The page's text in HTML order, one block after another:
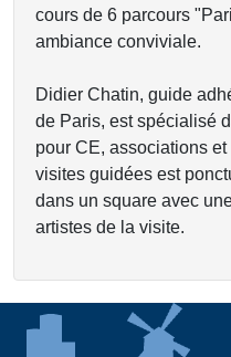
cours de 6 parcours
ambiance conviviale.
Didier Chatin, guide
de Paris, est spécialisé
pour CE, associations
visites guidées est
dans un square avec
artistes de la visite.